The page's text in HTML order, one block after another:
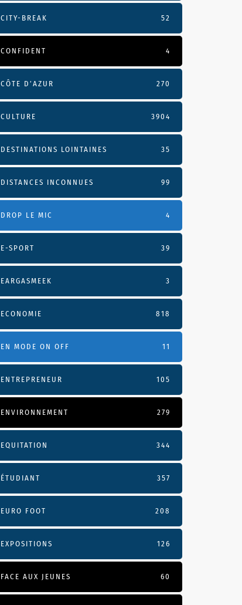
CITY-BREAK 52
CONFIDENT 4
CÔTE D’AZUR 270
CULTURE 3904
DESTINATIONS LOINTAINES 35
DISTANCES INCONNUES 99
DROP LE MIC 4
E-SPORT 39
EARGASMEEK 3
ECONOMIE 818
EN MODE ON OFF 11
ENTREPRENEUR 105
ENVIRONNEMENT 279
EQUITATION 344
ÉTUDIANT 357
EURO FOOT 208
EXPOSITIONS 126
FACE AUX JEUNES 60